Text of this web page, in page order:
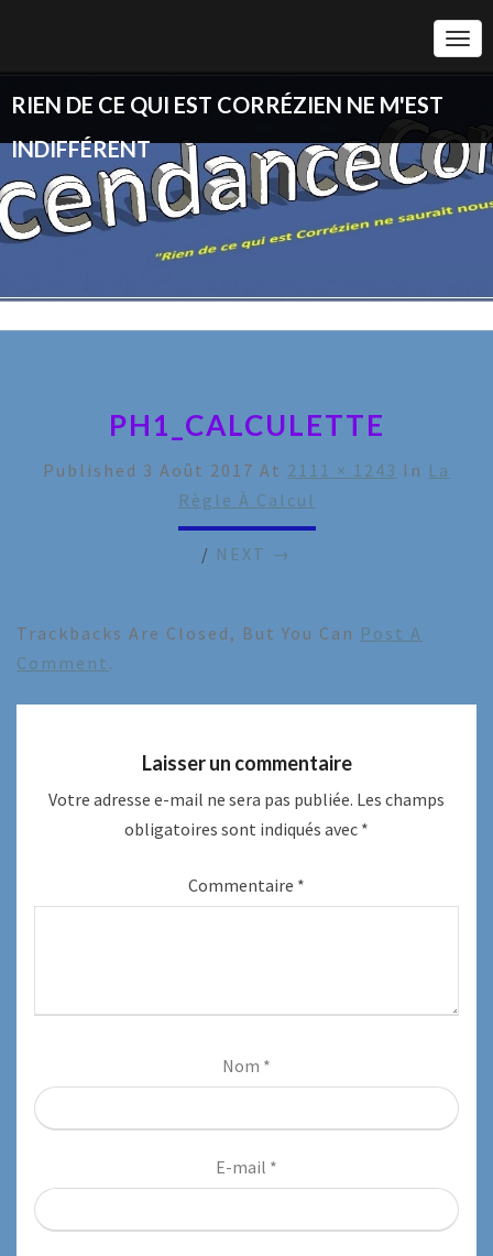
RIEN DE CE QUI EST CORRÉZIEN NE M'EST
INDIFFÉRENT
PH1_CALCULETTE
Published 3 Août 2017 At 2111 × 1243 In La
Règle À Calcul
/ NEXT →
Trackbacks Are Closed, But You Can Post A
Comment .
Laisser un commentaire
Votre adresse e-mail ne sera pas publiée. Les champs
obligatoires sont indiqués avec *
Commentaire *
Nom *
E-mail *